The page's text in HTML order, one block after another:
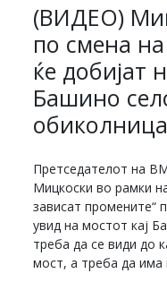
(ВИДЕО)
по смена
ќе добијат
Башино
обиколница
Претседателот на
Мицкоски во рамки
зависат промените“
увид на мостот кај
треба да се види до
мост, а треба да има